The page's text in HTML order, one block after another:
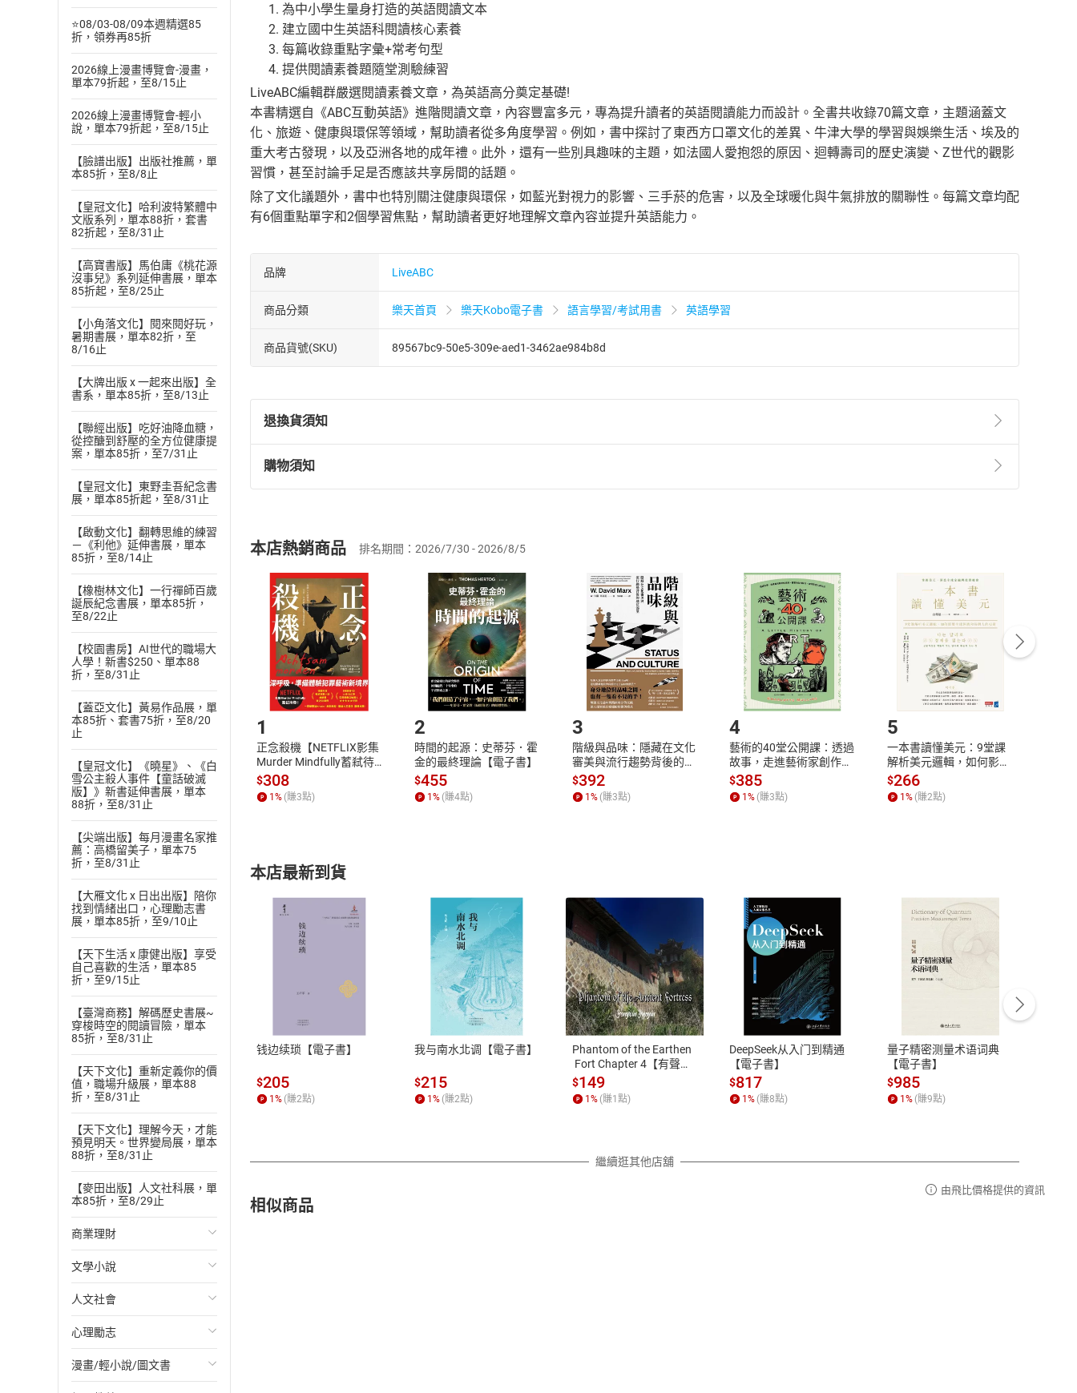
⭐08/03-08/09本週精選85
折，領券再85折
2026線上漫畫博覽會-漫畫，
單本79折起，至8/15止
2026線上漫畫博覽會-輕小
說，單本79折起，至8/15止
【臉譜出版】出版社推薦，單
本85折，至8/8止
【皇冠文化】哈利波特繁體中
文版系列，單本88折，套書
82折起，至8/31止
【高寶書版】馬伯庸《桃花源
沒事兒》系列延伸書展，單本
85折起，至8/25止
【小角落文化】閱來閱好玩，
暑期書展，單本82折，至
8/16止
【大牌出版 x 一起來出版】全
書系，單本85折，至8/13止
【聯經出版】吃好油降血糖，
從控醣到舒壓的全方位健康提
案，單本85折，至7/31止
【皇冠文化】東野圭吾紀念書
展，單本85折起，至8/31止
【啟動文化】翻轉思維的練習
－《利他》延伸書展，單本
85折，至8/14止
【橡樹林文化】一行禪師百歲
誕辰紀念書展，單本85折，
至8/22止
【校園書房】AI世代的職場大
人學！新書$250、單本88
折，至8/31止
【蓋亞文化】黃易作品展，單
本85折、套書75折，至8/20
止
【皇冠文化】《曉星》、《白
雪公主殺人事件【童話破滅
版】》新書延伸書展，單本
88折，至8/31止
【尖端出版】每月漫畫名家推
薦：高橋留美子，單本75
折，至8/31止
【大雁文化 x 日出出版】陪你
找到情緒出口，心理勵志書
展，單本85折，至9/10止
【天下生活 x 康健出版】享受
自己喜歡的生活，單本85
折，至9/15止
【臺灣商務】解碼歷史書展~
穿梭時空的閱讀冒險，單本
85折，至8/31止
【天下文化】重新定義你的價
值，職場升級展，單本88
折，至8/31止
【天下文化】理解今天，才能
預見明天。世界變局展，單本
88折，至8/31止
【麥田出版】人文社科展，單
本85折，至8/29止
商業理財
投資理財
經濟/趨勢
財務/金融
管理/領導
文學小說
歐美文學
日本文學
韓國文學
人文社會
國際關係
政治
心理勵志
心靈成長/情緒
漫畫/輕小說/圖文書
為中小學生量身打造的英語閱讀文本
建立國中生英語科閱讀核心素養
每篇收錄重點字彙+常考句型
提供閱讀素養題隨堂測驗練習
LiveABC編輯群嚴選閱讀素養文章，為英語高分奠定基礎!
本書精選自《ABC互動英語》進階閱讀文章，內容豐富多元，專為提升讀者的英語閱讀能力而設計。全書共收錄70篇文章，主題涵蓋文
化、旅遊、健康與環保等領域，幫助讀者從多角度學習。例如，書中探討了東西方口罩文化的差異、牛津大學的學習與娛樂生活、埃及的
重大考古發現，以及亞洲各地的成年禮。此外，還有一些別具趣味的主題，如法國人愛抱怨的原因、迴轉壽司的歷史演變、Z世代的觀影
習慣，甚至討論手足是否應該共享房間的話題。
除了文化議題外，書中也特別關注健康與環保，如藍光對視力的影響、三手菸的危害，以及全球暖化與牛氣排放的關聯性。每篇文章均配
有6個重點單字和2個學習焦點，幫助讀者更好地理解文章內容並提升英語能力。
品牌 LiveABC
商品分類 樂天首頁 樂天Kobo電子書 語言學習/考試用書 英語學習
商品貨號(SKU) 89567bc9-50e5-309e-aed1-3462ae984b8d
退換貨須知
退換貨規定：
(一)依消費者保護法第19條第1項後段暨通訊交易解除權合理例外情事適用準則第2條第5款之規定，「非以有形媒介提供之數位
(二)消費者訂購本店鋪之商品即代表知悉本店鋪所銷售之商品為電子書，屬非以有形媒介提供之數位內容，消費者同意若訂購後
且已下載/存取電子書，不得請求退貨退款。
退貨方式：您欲取消訂單或辦理退貨時，請登入樂天市場，並於「我的訂單」中點選「瀏覽訂單明細」
「申請取消訂單/ 退
貨」，本店鋪將依您的申請進行審核，待審核通過後將為您辦理退款事宜。
請注意，樂天市場須以整筆訂單為單位進行取消/退貨，恕無法以單支商品取消/退貨。
購物須知
挑選商品
Choose
放入購物車
Shopping cart
登入帳號
Login
付款方式
Payment
完成訂單
Complete
購書後，如何開始使用？
Step1.選擇閱讀載具 Step2.登入帳號，下載書籍後看書
付款方式
ATM轉帳、信用卡、LINE PAY、AFTEE
退換貨規範
本店是否提供消費者保護法七日猶豫期
之權利，遽消費者保護法及通訊交易解
除權合理例外情事適用準則，依商品性
質各有不同規定。詳細退換貨說明請參
照各商品說明。
客服資訊
服務時間：週一到週五 10:00-12:00、
13:00-17:00 (國定假日及例假日休息)
客服電話：0080-1857077
本店熱銷商品 排名期間：2026/7/30 - 2026/8/5
1
正念殺機【NETFLIX影集
Murder Mindfully蓄弒待
發】【電子書】
$308
1 % (賺3點)
2
時間的起源：史蒂芬．霍
金的最終理論【電子書】
$455
1 % (賺4點)
3
階級與品味：隱藏在文化
審美與流行趨勢背後的地
位渴望【電子書】
$392
1 % (賺3點)
4
藝術的40堂公開課：透過
故事，走進藝術家創作現
場，看藝術如何誕生、如
何形塑人類生活【電子
書】
$385
1% (賺3點)
5
一本書讀懂美元：9堂課
解析美元邏輯，如何影響
全球經濟和每個人的投資
【電子書】
$266
1% (賺2點)
本店最新到貨
钱边续琐【電子書】
$205
1 % (賺2點)
我与南水北调【電子書】
$215
1 % (賺2點)
Phantom of the Earthen
Fort Chapter 4【有聲
書】
$149
1 % (賺1 點)
DeepSeek从入门到精通
【電子書】
$817
1% (賺8點)
量子精密测量术语词典
【電子書】
$985
1% (賺9點)
繼續逛其他店舖
相似商品
由飛比價格提供的資訊